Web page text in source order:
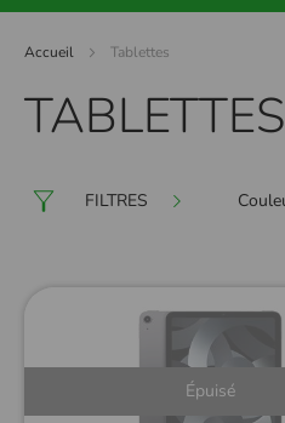
Accueil Tablettes
TABLETTES
FILTRES
Épuisé